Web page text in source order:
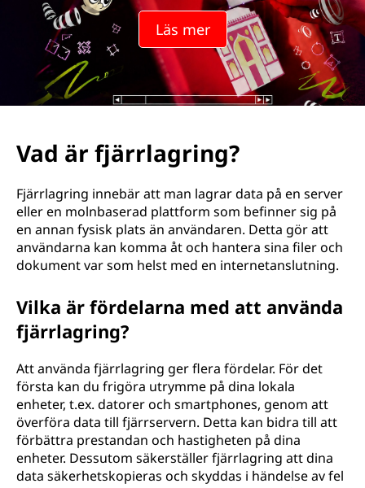
r
Läs mer
Vad är fjärrlagring?
Fjärrlagring innebär att man lagrar data på en server
eller en molnbaserad plattform som befinner sig på
en annan fysisk plats än användaren. Detta gör att
användarna kan komma åt och hantera sina filer och
dokument var som helst med en internetanslutning.
Vilka är fördelarna med att använda
fjärrlagring?
Att använda fjärrlagring ger flera fördelar. För det
första kan du frigöra utrymme på dina lokala
enheter, t.ex. datorer och smartphones, genom att
överföra data till fjärrservern. Detta kan bidra till att
förbättra prestandan och hastigheten på dina
enheter. Dessutom säkerställer fjärrlagring att dina
data säkerhetskopieras och skyddas i händelse av fel